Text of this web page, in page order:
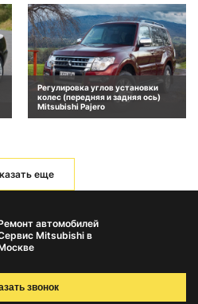
Регулировка углов установки
колес (передняя и задняя ось)
Mitsubishi Pajero
еще
автомобилей
Mitsubishi в
звонок